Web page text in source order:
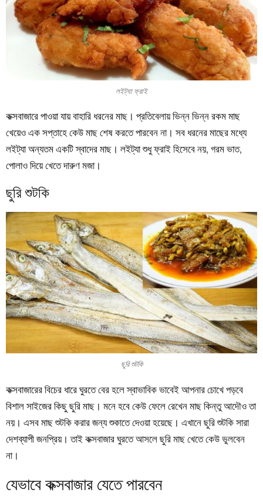
লইট্যা ফ্রাই
কক্সবাজারে পাওয়া যায় বাহারি ধরনের মাছ। প্রতিবেলায় ভিন্ন ভিন্ন রকম মাছ
খেয়েও এক সপ্তাহে কেউ মাছ শেষ করতে পারবেন না। সব ধরনের মাছের মধ্যে
লইট্যা অন্যতম একটি স্বাদের মাছ। লইট্যা শুধু ফ্রাই হিসেবে নয়, গরম ভাত,
পোলাও দিয়ে খেতে দারুণ মজা।
ছুরি শুটকি
ছুরি শুটকি
কক্সবাজারের বিচের ধারে ঘুরতে বের হলে স্বাভাবিক ভাবেই আপনার চোখে পড়বে
বিশাল সাইজের কিছু ছুরি মাছ। মনে হবে কেউ ফেলে রেখেন মাছ কিন্তু আদৌও তা
নয়। এসব মাছ শুটকি করার জন্য শুকাতে দেওয়া হয়েছে। এখানে ছুরি শুটকি সারা
দেশব্যাপী জনপ্রিয়। তাই কক্সবাজার ঘুরতে আসলে ছুরি মাছ খেতে কেউ ভুলবেন
না।
যেভাবে কক্সবাজার যেতে পারবেন